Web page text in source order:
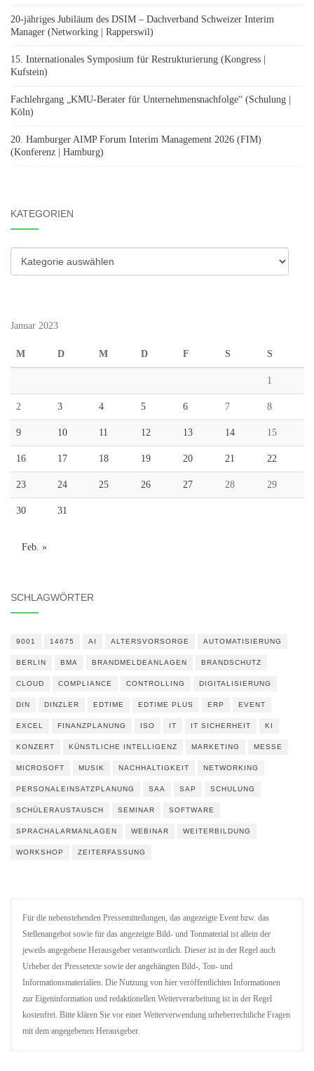
20-jähriges Jubiläum des DSIM – Dachverband Schweizer Interim
Manager (Networking | Rapperswil)
15. Internationales Symposium für Restrukturierung (Kongress |
Kufstein)
Fachlehrgang „KMU-Berater für Unternehmensnachfolge“ (Schulung |
Köln)
20. Hamburger AIMP Forum Interim Management 2026 (FIM)
(Konferenz | Hamburg)
KATEGORIEN
Kategorien
Januar 2023
M D M D F S S
1
2 3 4 5 6 7 8
9 10 11 12 13 14 15
16 17 18 19 20 21 22
23 24 25 26 27 28 29
30 31
Feb. »
SCHLAGWÖRTER
9001 14675 AI ALTERSVORSORGE AUTOMATISIERUNG
BERLIN BMA BRANDMELDEANLAGEN BRANDSCHUTZ
CLOUD COMPLIANCE CONTROLLING DIGITALISIERUNG
DIN DINZLER EDTIME EDTIME PLUS ERP EVENT
EXCEL FINANZPLANUNG ISO IT IT SICHERHEIT KI
KONZERT KÜNSTLICHE INTELLIGENZ MARKETING MESSE
MICROSOFT MUSIK NACHHALTIGKEIT NETWORKING
PERSONALEINSATZPLANUNG SAA SAP SCHULUNG
SCHÜLERAUSTAUSCH SEMINAR SOFTWARE
SPRACHALARMANLAGEN WEBINAR WEITERBILDUNG
WORKSHOP ZEITERFASSUNG
Für die nebenstehenden Pressemitteilungen, das angezeigte Event bzw. das
Stellenangebot sowie für das angezeigte Bild- und Tonmaterial ist allein der
jeweils angegebene Herausgeber verantwortlich. Dieser ist in der Regel auch
Urheber der Pressetexte sowie der angehängten Bild-, Ton- und
Informationsmaterialien. Die Nutzung von hier veröffentlichten Informationen
zur Eigeninformation und redaktionellen Weiterverarbeitung ist in der Regel
kostenfrei. Bitte klären Sie vor einer Weiterverwendung urheberrechtliche Fragen
mit dem angegebenen Herausgeber.